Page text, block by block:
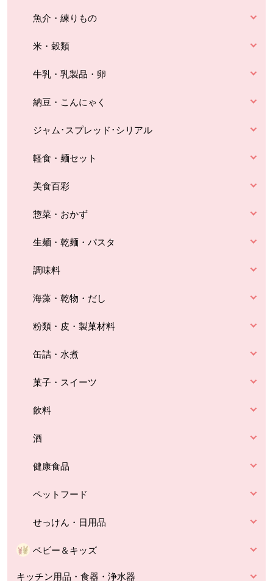
魚介・練りもの
米・穀類
牛乳・乳製品・卵
納豆・こんにゃく
ジャム･スプレッド･シリアル
軽食・麺セット
美食百彩
惣菜・おかず
生麺・乾麺・パスタ
調味料
海藻・乾物・だし
粉類・皮・製菓材料
缶詰・水煮
菓子・スイーツ
飲料
酒
健康食品
ペットフード
せっけん・日用品
ベビー＆キッズ
キッチン用品・食器・浄水器